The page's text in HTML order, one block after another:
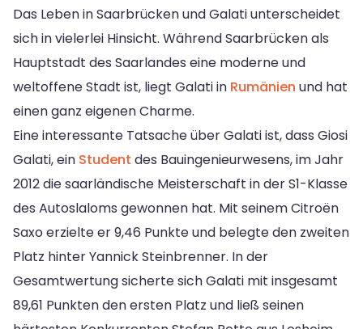
Das Leben in Saarbrücken und Galati unterscheidet
sich in vielerlei Hinsicht. Während Saarbrücken als
Hauptstadt des Saarlandes eine moderne und
weltoffene Stadt ist, liegt Galati in Rumänien und hat
einen ganz eigenen Charme.
Eine interessante Tatsache über Galati ist, dass Giosi
Galati, ein Student des Bauingenieurwesens, im Jahr
2012 die saarländische Meisterschaft in der S1-Klasse
des Autoslaloms gewonnen hat. Mit seinem Citroën
Saxo erzielte er 9,46 Punkte und belegte den zweiten
Platz hinter Yannick Steinbrenner. In der
Gesamtwertung sicherte sich Galati mit insgesamt
89,61 Punkten den ersten Platz und ließ seinen